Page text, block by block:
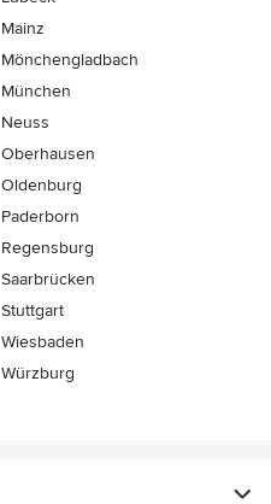
Mainz
Mönchen­gladbach
München
Neuss
Oberhausen
Oldenburg
Paderborn
Regensburg
Saarbrücken
Stuttgart
Wiesbaden
Würzburg